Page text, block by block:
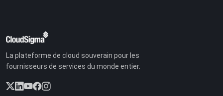
La plateforme de cloud souverain pour les
fournisseurs de services du monde entier.